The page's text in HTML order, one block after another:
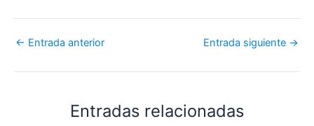
← Entrada anterior Entrada siguiente →
Entradas relacionadas